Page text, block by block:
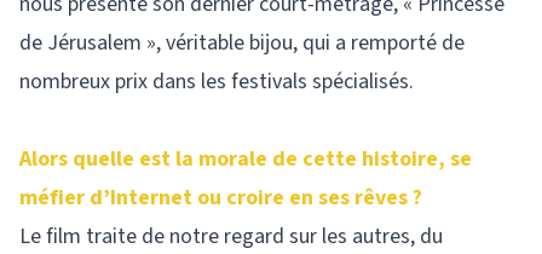
de Jérusalem », véritable bijou, qui a remporté de
nombreux prix dans les festivals spécialisés.
Alors quelle est la morale de cette histoire, se
méfier d’Internet ou croire en ses rêves ?
Le film traite de notre regard sur les autres, du